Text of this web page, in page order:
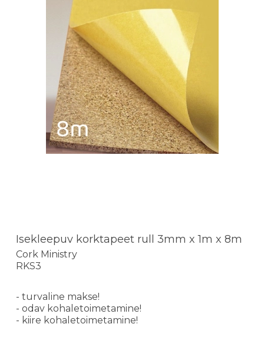
Isekleepuv korktapeet rull 3mm x 1m x 8m
Cork Ministry
RKS3
- turvaline makse!
- odav kohaletoimetamine!
- kiire kohaletoimetamine!